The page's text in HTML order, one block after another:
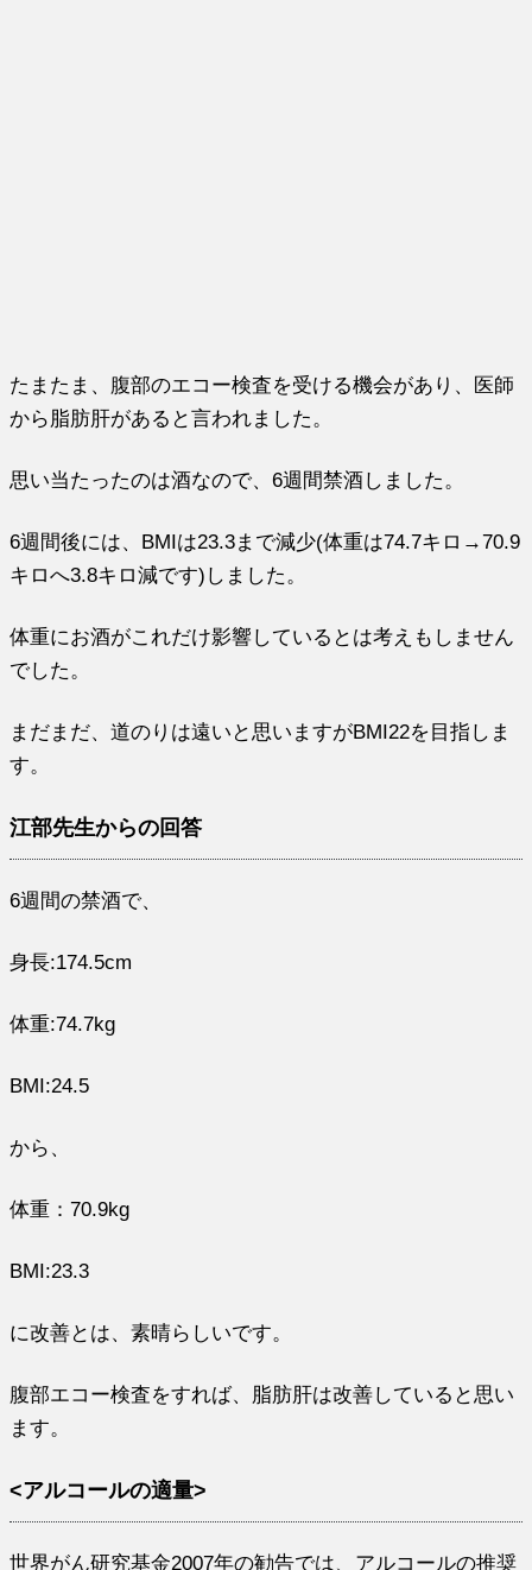
たまたま、腹部のエコー検査を受ける機会があり、医師
から脂肪肝があると言われました。
思い当たったのは酒なので、6週間禁酒しました。
6週間後には、BMIは23.3まで減少(体重は74.7キロ→70.9
キロへ3.8キロ減です)しました。
体重にお酒がこれだけ影響しているとは考えもしません
でした。
まだまだ、道のりは遠いと思いますがBMI22を目指しま
す。
江部先生からの回答
6週間の禁酒で、
身長:174.5cm
体重:74.7kg
BMI:24.5
から、
体重：70.9kg
BMI:23.3
に改善とは、素晴らしいです。
腹部エコー検査をすれば、脂肪肝は改善していると思い
ます。
<アルコールの適量>
世界がん研究基金2007年の勧告では、アルコールの推奨